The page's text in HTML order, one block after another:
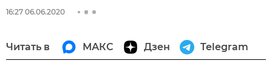
16:27 06.06.2020
Читать в МАКС Дзен Telegram